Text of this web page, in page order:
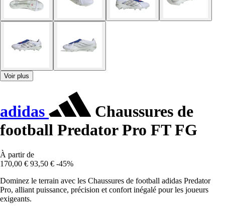
Voir plus
adidas
Chaussures de
football Predator Pro FT FG
À partir de
170,00 € 93,50 € -45%
Dominez le terrain avec les Chaussures de football adidas Predator
Pro, alliant puissance, précision et confort inégalé pour les joueurs
exigeants.